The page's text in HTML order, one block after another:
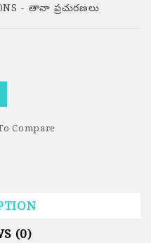
- తానా ప్రచురణలు
Compare
(0)